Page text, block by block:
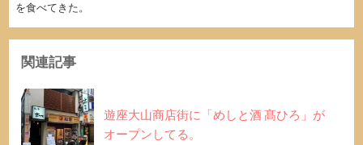
を食べてきた。
関連記事
遊座大山商店街に「めしと酒 髙ひろ」が
オープンしてる。